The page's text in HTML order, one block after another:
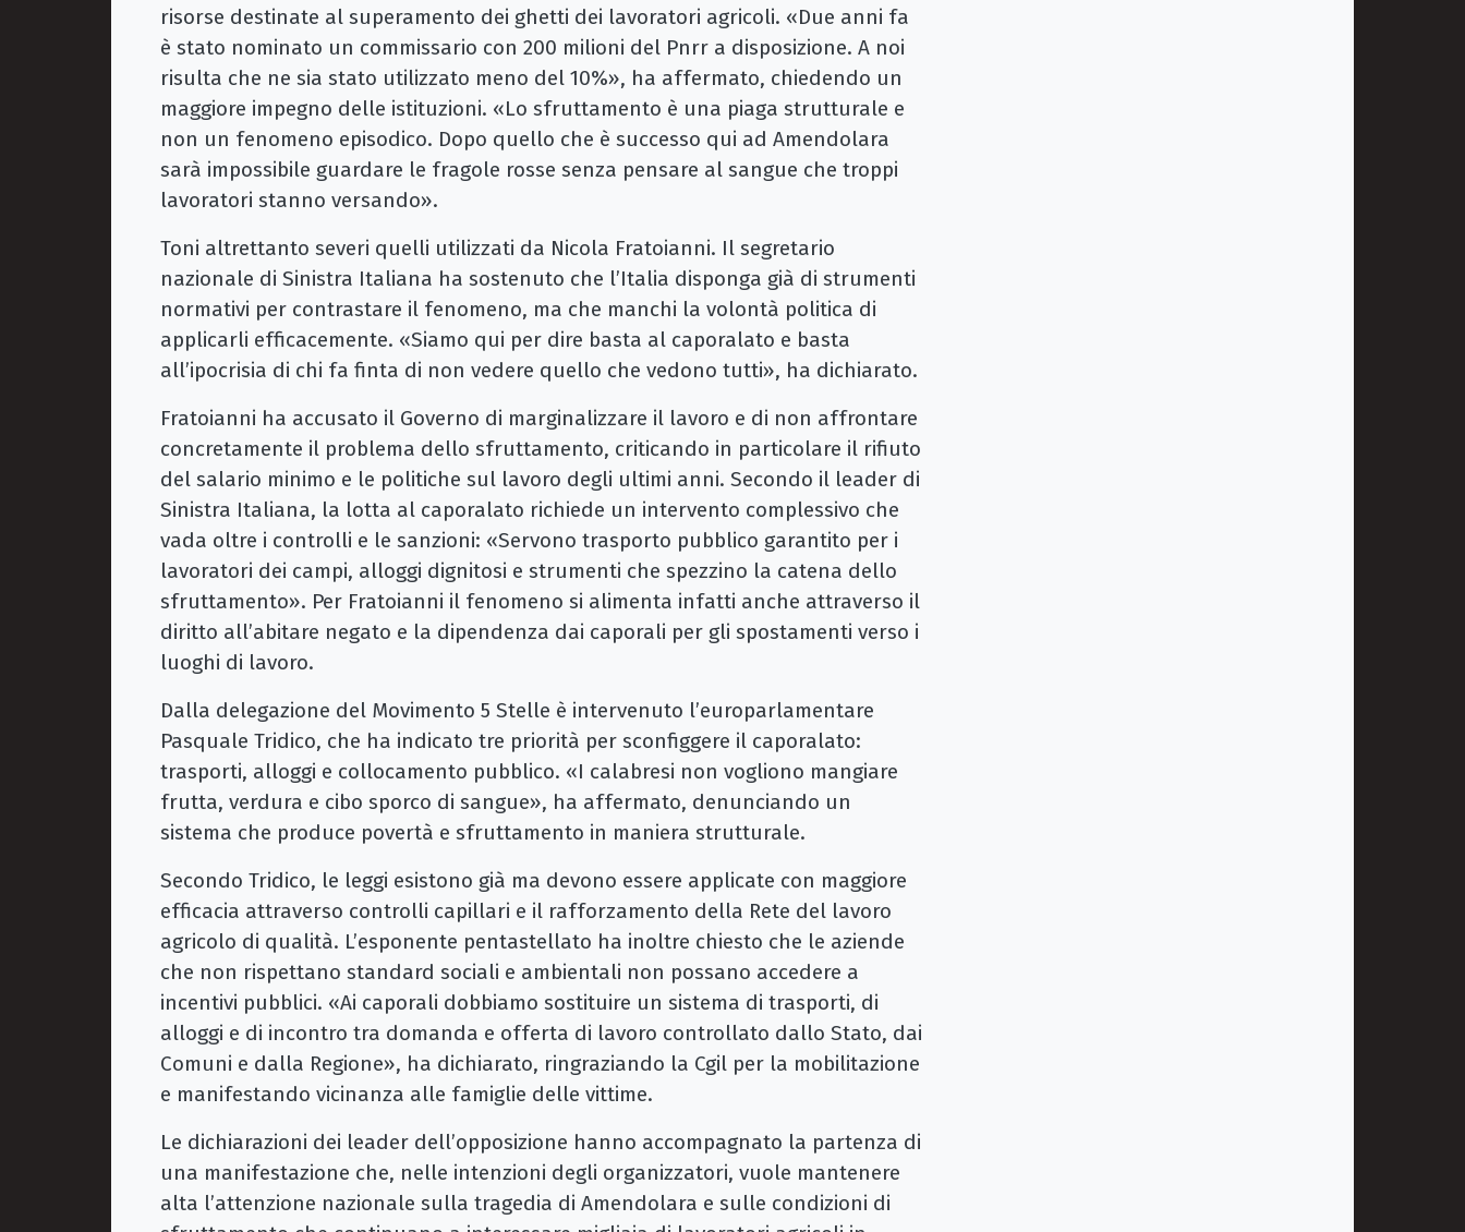
risorse destinate al superamento dei ghetti dei lavoratori agricoli. «Due anni fa
è stato nominato un commissario con 200 milioni del Pnrr a disposizione. A noi
risulta che ne sia stato utilizzato meno del 10%», ha affermato, chiedendo un
maggiore impegno delle istituzioni. «Lo sfruttamento è una piaga strutturale e
non un fenomeno episodico. Dopo quello che è successo qui ad Amendolara
sarà impossibile guardare le fragole rosse senza pensare al sangue che troppi
lavoratori stanno versando».
Toni altrettanto severi quelli utilizzati da Nicola Fratoianni. Il segretario
nazionale di Sinistra Italiana ha sostenuto che l’Italia disponga già di strumenti
normativi per contrastare il fenomeno, ma che manchi la volontà politica di
applicarli efficacemente. «Siamo qui per dire basta al caporalato e basta
all’ipocrisia di chi fa finta di non vedere quello che vedono tutti», ha dichiarato.
Fratoianni ha accusato il Governo di marginalizzare il lavoro e di non affrontare
concretamente il problema dello sfruttamento, criticando in particolare il rifiuto
del salario minimo e le politiche sul lavoro degli ultimi anni. Secondo il leader di
Sinistra Italiana, la lotta al caporalato richiede un intervento complessivo che
vada oltre i controlli e le sanzioni: «Servono trasporto pubblico garantito per i
lavoratori dei campi, alloggi dignitosi e strumenti che spezzino la catena dello
sfruttamento». Per Fratoianni il fenomeno si alimenta infatti anche attraverso il
diritto all’abitare negato e la dipendenza dai caporali per gli spostamenti verso i
luoghi di lavoro.
Dalla delegazione del Movimento 5 Stelle è intervenuto l’europarlamentare
Pasquale Tridico, che ha indicato tre priorità per sconfiggere il caporalato:
trasporti, alloggi e collocamento pubblico. «I calabresi non vogliono mangiare
frutta, verdura e cibo sporco di sangue», ha affermato, denunciando un
sistema che produce povertà e sfruttamento in maniera strutturale.
Secondo Tridico, le leggi esistono già ma devono essere applicate con maggiore
efficacia attraverso controlli capillari e il rafforzamento della Rete del lavoro
agricolo di qualità. L’esponente pentastellato ha inoltre chiesto che le aziende
che non rispettano standard sociali e ambientali non possano accedere a
incentivi pubblici. «Ai caporali dobbiamo sostituire un sistema di trasporti, di
alloggi e di incontro tra domanda e offerta di lavoro controllato dallo Stato, dai
Comuni e dalla Regione», ha dichiarato, ringraziando la Cgil per la mobilitazione
e manifestando vicinanza alle famiglie delle vittime.
Le dichiarazioni dei leader dell’opposizione hanno accompagnato la partenza di
una manifestazione che, nelle intenzioni degli organizzatori, vuole mantenere
alta l’attenzione nazionale sulla tragedia di Amendolara e sulle condizioni di